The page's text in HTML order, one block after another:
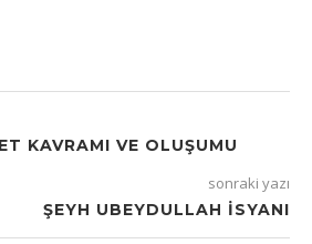
KAVRAMI VE OLUŞUMU
sonraki yazı
ŞEYH UBEYDULLAH İSYANI